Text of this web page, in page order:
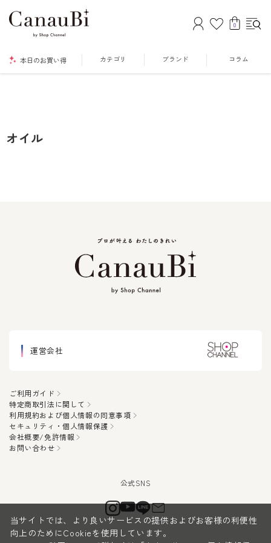
0
本日のお買い得 カテゴリ ブランド コラム
オイル
運営会社
ご利用ガイド
特定商取引法に関して
利用規約および個人情報の同意事項
セキュリティ・個人情報保護
会社概要/免許情報
お問い合わせ
当サイトでは、より良いサービスの提供およびお客様の利便性
向上のためにCookieを使用しています。